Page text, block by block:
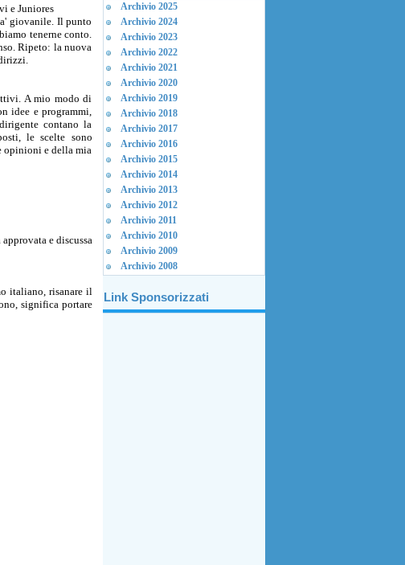
e Juniores
giovanile. Il punto
tenerne conto.
Ripeto: la nuova
A mio modo di
idee e programmi,
contano la
le scelte sono
opinioni e della mia
e discussa
italiano, risanare il
significa portare
Archivio 2025
Archivio 2024
Archivio 2023
Archivio 2022
Archivio 2021
Archivio 2020
Archivio 2019
Archivio 2018
Archivio 2017
Archivio 2016
Archivio 2015
Archivio 2014
Archivio 2013
Archivio 2012
Archivio 2011
Archivio 2010
Archivio 2009
Archivio 2008
Link Sponsorizzati